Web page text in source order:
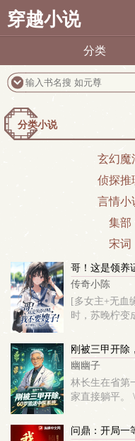
穿越小说
分类
分类小说
玄幻魔
侦探推
言情小
集部
宋词
哥！这是领养
传奇小陈
[多女主+无血
时，苏晚柠变
刚被三甲开除
幽幽子
林长生在省第
家直接躺平。
问鼎：开局一